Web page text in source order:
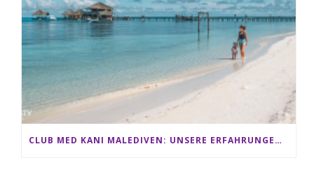
CLUB MED KANI MALEDIVEN: UNSERE ERFAHRUNGEN IM ALL-INCLUSIVE PARADIES